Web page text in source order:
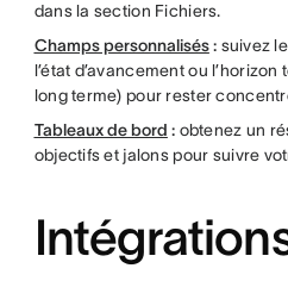
dans la section Fichiers.
Champs personnalisés: suivez
l’état d’avancement ou
long terme) pour rester
Tableaux de bord : obtenez un
objectifs et jalons pour suivre